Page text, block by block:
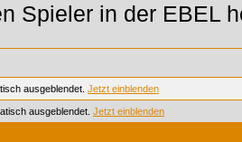
Spieler in der EBEL
ausgeblendet. Jetzt einblenden
ausgeblendet. Jetzt einblenden